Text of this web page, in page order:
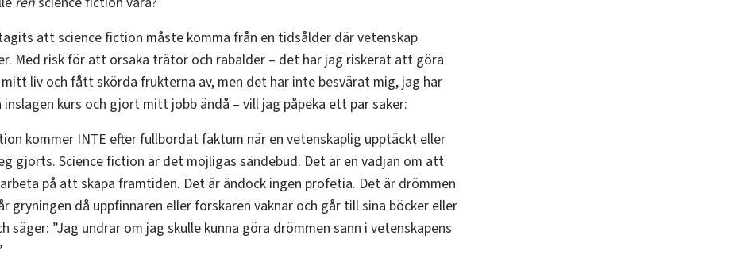
att science fiction måste komma från en tidsålder där vetenskap
Med risk för att orsaka trätor och rabalder – det har jag riskerat att göra
liv och fått skörda frukterna av, men det har inte besvärat mig, jag har
kurs och gjort mitt jobb ändå – vill jag påpeka ett par saker:
kommer INTE efter fullbordat faktum när en vetenskaplig upptäckt eller
gjorts. Science fiction är det möjligas sändebud. Det är en vädjan om att
på att skapa framtiden. Det är ändock ingen profetia. Det är drömmen
gryningen då uppfinnaren eller forskaren vaknar och går till sina böcker eller
säger: ”Jag undrar om jag skulle kunna göra drömmen sann i vetenskapens